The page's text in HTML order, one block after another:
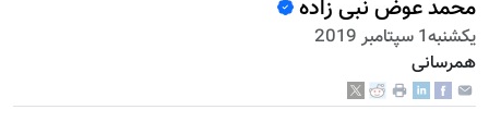
محمد عوض نبی زاده
يكشنبه1 سپتامبر 2019
همرسانی